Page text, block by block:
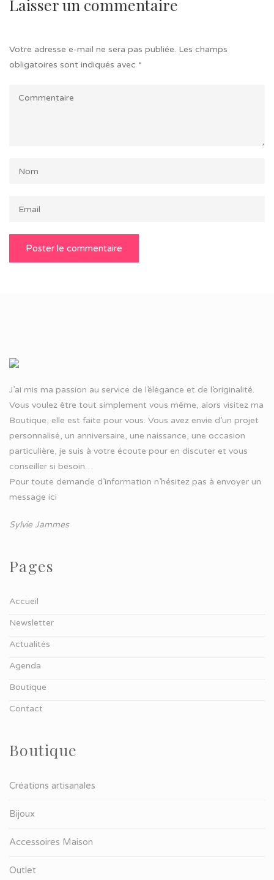
Laisser un commentaire
Votre adresse e-mail ne sera pas publiée. Les champs
obligatoires sont indiqués avec *
J’ai mis ma passion au service de l’élégance et de l’originalité.
Vous voulez être tout simplement vous même, alors visitez ma
Boutique, elle est faite pour vous. Vous avez envie d’un projet
personnalisé, un anniversaire, une naissance, une occasion
particulière, je suis à votre écoute pour en discuter et vous
conseiller si besoin…
Pour toute demande d’information n’hésitez pas à envoyer un
message ici
Sylvie Jammes
Pages
Accueil
Newsletter
Actualités
Agenda
Boutique
Contact
Boutique
Créations artisanales
Bijoux
Accessoires Maison
Outlet